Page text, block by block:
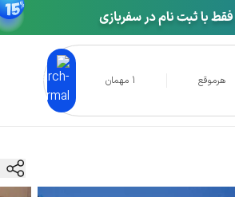
هرموقع 1 مهمان